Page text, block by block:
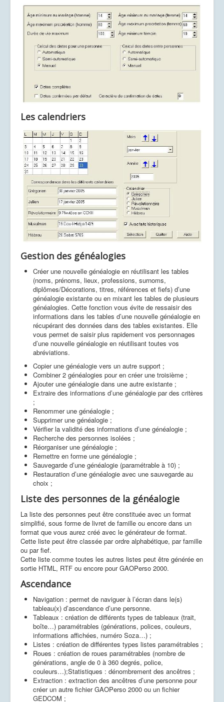
Les calendriers
Gestion des généalogies
Créer une nouvelle généalogie en réutilisant les tables
(noms, prénoms, lieux, professions, surnoms,
diplômes/Décorations, titres, références et fiefs) d’une
généalogie existante ou en mixant les tables de plusieurs
généalogies. Cette fonction vous évite de ressaisir des
informations dans les tables d’une nouvelle généalogie en
récupérant des données dans des tables existantes. Elle
vous permet de saisir plus rapidement vos personnages
d’une nouvelle généalogie en réutilisant toutes vos
abréviations.
Copier une généalogie vers un autre support ;
Combiner 2 généalogies pour en créer une troisième ;
Ajouter une généalogie dans une autre existante ;
Extraire des informations d’une généalogie par des critères
;
Renommer une généalogie ;
Supprimer une généalogie ;
Vérifier la validité des informations d’une généalogie ;
Recherche des personnes isolées ;
Réorganiser une généalogie ;
Remettre en forme une généalogie ;
Sauvegarde d’une généalogie (paramétrable à 10) ;
Restauration d’une généalogie avec une sauvegarde au
choix ;
Liste des personnes de la généalogie
La liste des personnes peut être constituée avec un format
simplifié, sous forme de livret de famille ou encore dans un
format que vous aurez créé avec le générateur de format.
Cette liste peut être classée par ordre alphabétique, par famille
ou par fief.
Cette liste comme toutes les autres listes peut être générée en
sortie HTML, RTF ou encore pour GAOPerso 2000.
Ascendance
Navigation : permet de naviguer à l’écran dans le(s)
tableau(x) d’ascendance d’une personne.
Tableaux : création de différents types de tableaux (trait,
boîte…) paramétrables (générations, polices, couleurs,
informations affichées, numéro Soza…) ;
Listes : création de différentes types listes paramétrables ;
Roues : création de roues paramétrables (nombre de
générations, angle de 0 à 360 degrés, police,
couleurs…);Statistiques : dénombrement des ancêtres ;
Extraction : extraction des ancêtres d’une personne pour
créer un autre fichier GAOPerso 2000 ou un fichier
GEDCOM ;